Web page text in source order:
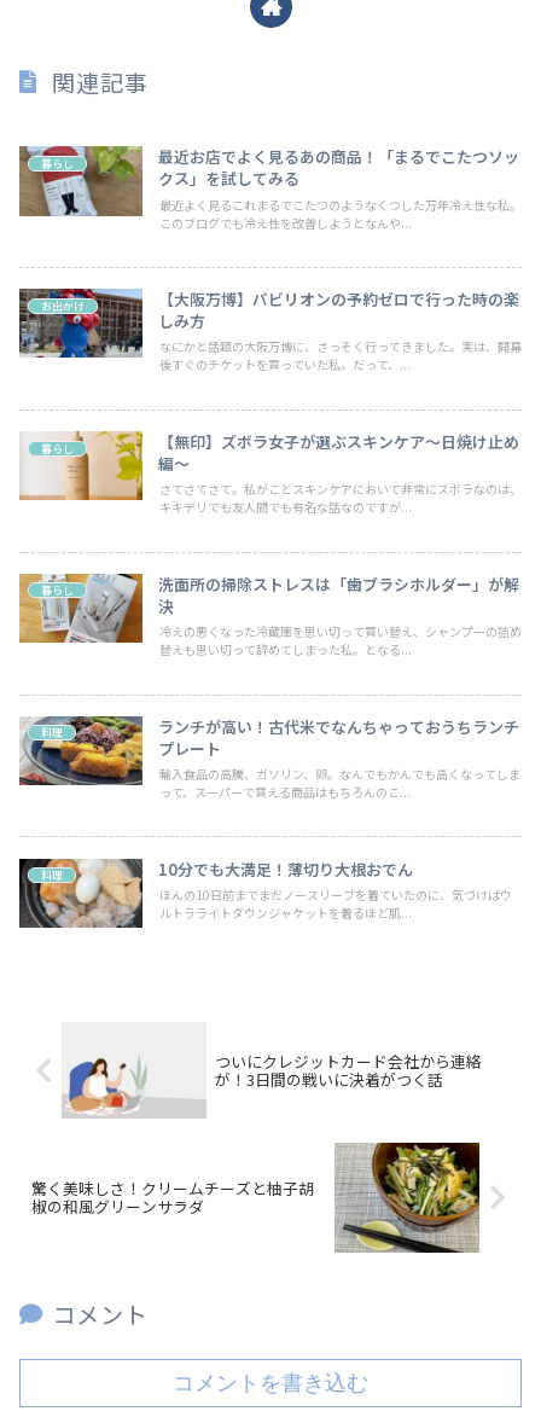
関連記事
暮らし
最近お店でよく見るあの商品！「まるでこたつソッ
クス」を試してみる
最近よく見るこれまるでこたつのようなくつした万年冷え性な私。
このブログでも冷え性を改善しようとなんや...
お出かけ
【大阪万博】パビリオンの予約ゼロで行った時の楽
しみ方
なにかと話題の大阪万博に、さっそく行ってきました。実は、開幕
後すぐのチケットを買っていた私。だって、...
暮らし
【無印】ズボラ女子が選ぶスキンケア～日焼け止め
編～
さてさてさて。私がことスキンケアにおいて非常にズボラなのは、
キキデリでも友人間でも有名な話なのですが...
暮らし
洗面所の掃除ストレスは「歯ブラシホルダー」が解
決
冷えの悪くなった冷蔵庫を思い切って買い替え、シャンプーの詰め
替えも思い切って辞めてしまった私。となる...
料理
ランチが高い！古代米でなんちゃっておうちランチ
プレート
輸入食品の高騰、ガソリン、卵。なんでもかんでも高くなってしま
って、スーパーで買える商品はもちろんのこ...
料理 10分でも大満足！薄切り大根おでん
ほんの10日前までまだノースリーブを着ていたのに、気づけばウ
ルトラライトダウンジャケットを着るほど肌...
ついにクレジットカード会社から連絡
が！3日間の戦いに決着がつく話
驚く美味しさ！クリームチーズと柚子胡
椒の和風グリーンサラダ
コメント
コメントを書き込む